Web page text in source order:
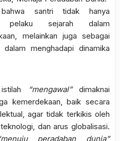
santri tidak hanya
pelaku sejarah dalam
melainkan juga sebagai
menghadapi dinamika
“mengawal”dimaknai
kemerdekaan, baik secara
agar tidak terkikis oleh
dan arus globalisasi.
peradaban dunia”